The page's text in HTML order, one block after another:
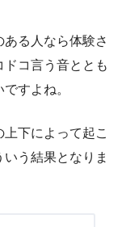
る人なら体験さ
コ言う音ととも
すよね。
下によって起こ
う結果となりま